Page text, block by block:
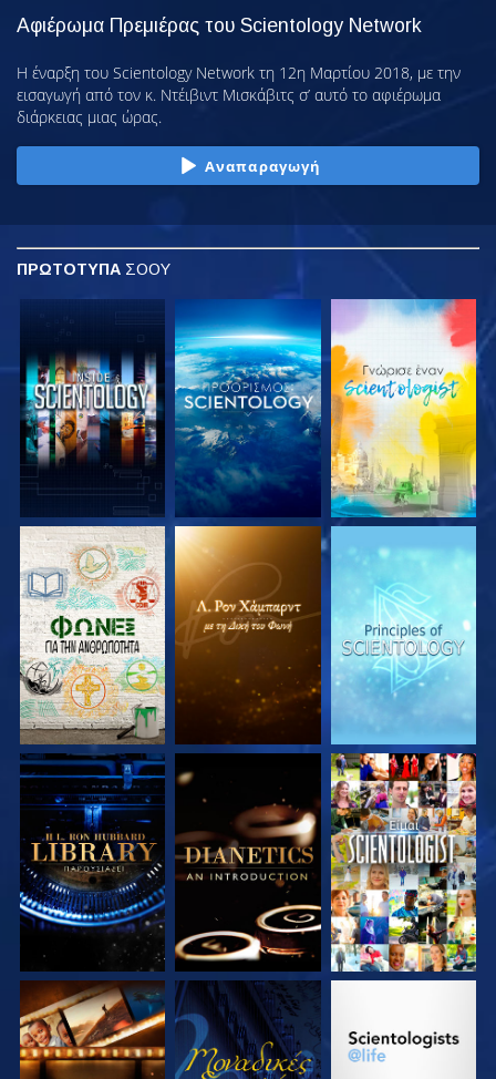
Αφιέρωμα Πρεμιέρας του Scientology Network
Η έναρξη του Scientology Network τη 12η Μαρτίου 2018, με την
εισαγωγή από τον κ. Ντέιβιντ Μισκάβιτς σ’ αυτό το αφιέρωμα
διάρκειας μιας ώρας.
Αναπαραγωγή
ΠΡΩΤΟΤΥΠΑ ΣΟΟΥ
ΕΞΕΡΕΥΝΗΣΤΕ ΤΗ
ΣΕΙΡΑ
ΕΞΕΡΕΥΝΗΣΤΕ ΤΗ
ΣΕΙΡΑ
ΕΞΕΡΕΥΝΗΣΤΕ ΤΗ
ΣΕΙΡΑ
ΕΞΕΡΕΥΝΗΣΤΕ ΤΗ
ΣΕΙΡΑ
ΕΞΕΡΕΥΝΗΣΤΕ ΤΗ
ΣΕΙΡΑ
ΠΑΡΑΚΟΛΟΥΘΗΣΤΕ
ΕΞΕΡΕΥΝΗΣΤΕ ΤΗ
ΣΕΙΡΑ
ΠΑΡΑΚΟΛΟΥΘΗΣΤΕ
ΕΞΕΡΕΥΝΗΣΤΕ ΤΗ